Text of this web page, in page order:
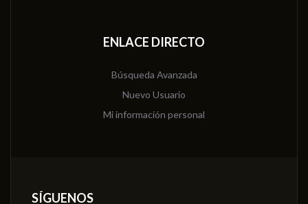
ENLACE DIRECTO
Búsqueda Avanzada
Nuevo Usuario
Mi información personal
SÍGUENOS